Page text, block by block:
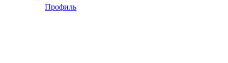
Профиль